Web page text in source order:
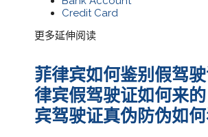
Credit Card
更多延伸阅读
菲律宾如何鉴别假驾
律宾假驾驶证如何来
宾驾驶证真伪防伪如何